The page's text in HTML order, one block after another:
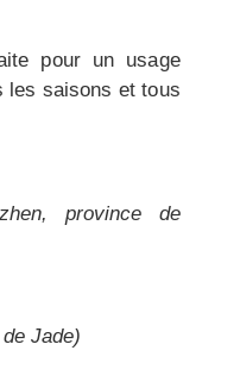
pour un usage
les saisons et tous
province de
Jade)